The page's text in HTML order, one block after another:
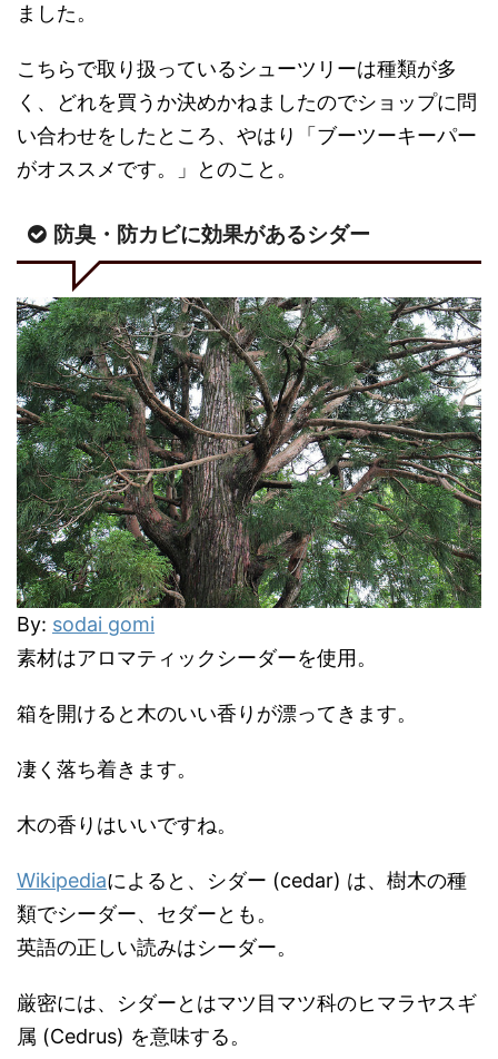
ました。
こちらで取り扱っているシューツリーは種類が多
く、どれを買うか決めかねましたのでショップに問
い合わせをしたところ、やはり「ブーツーキーパー
がオススメです。」とのこと。
防臭・防カビに効果があるシダー
By: sodai gomi
素材はアロマティックシーダーを使用。
箱を開けると木のいい香りが漂ってきます。
凄く落ち着きます。
木の香りはいいですね。
Wikipediaによると、シダー (cedar) は、樹木の種
類でシーダー、セダーとも。
英語の正しい読みはシーダー。
厳密には、シダーとはマツ目マツ科のヒマラヤスギ
属 (Cedrus) を意味する。